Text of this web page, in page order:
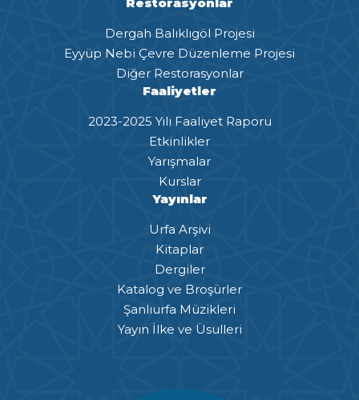
Restorasyonlar
Dergah Balıklıgöl Projesi
Eyyüp Nebi Çevre Düzenleme Projesi
Diğer Restorasyonlar
Faaliyetler
2023-2025 Yılı Faaliyet Raporu
Etkinlikler
Yarışmalar
Kurslar
Yayınlar
Urfa Arşivi
Kitaplar
Dergiler
Katalog ve Broşürler
Şanlıurfa Müzikleri
Yayın İlke ve Üsulleri